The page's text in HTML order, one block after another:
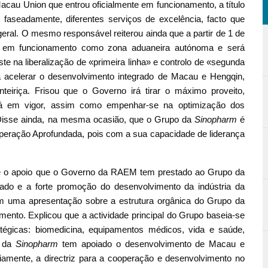
Union que entrou oficialmente em funcionamento, a título
diferentes serviços de excelência, facto que
O mesmo responsável reiterou ainda que a partir de 1 de
funcionamento como zona aduaneira autónoma e será
na liberalização de «primeira linha» e controlo de «segunda
o desenvolvimento integrado de Macau e Hengqin,
Frisou que o Governo irá tirar o máximo proveito,
vigor, assim como empenhar-se na optimização dos
ainda, na mesma ocasião, que o Grupo da Sinopharm é
Aprofundada, pois com a sua capacidade de liderança
apoio que o Governo da RAEM tem prestado ao Grupo da
e a forte promoção do desenvolvimento da indústria da
uma apresentação sobre a estrutura orgânica do Grupo da
Explicou que a actividade principal do Grupo baseia-se
biomedicina, equipamentos médicos, vida e saúde,
daSinopharm tem apoiado o desenvolvimento de Macau e
a directriz para a cooperação e desenvolvimento no